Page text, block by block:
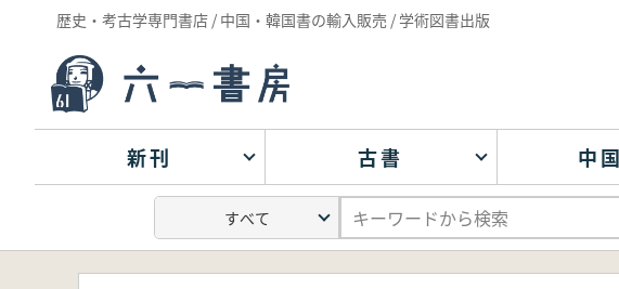
歴史・考古学専門書店 / 中国・韓国書の輸入販売 / 学術図書出版
新刊 古書 中